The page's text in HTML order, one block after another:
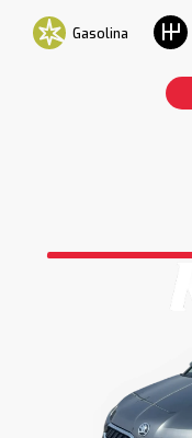
Gasolina